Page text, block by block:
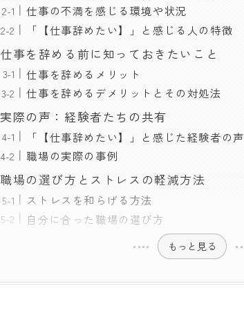
仕事の不満を感じる環境や状況
「【仕事辞めたい】」と感じる人の特徴
仕事を辞める前に知っておきたいこと
仕事を辞めるメリット
仕事を辞めるデメリットとその対処法
実際の声：経験者たちの共有
「【仕事辞めたい】」と感じた経験者の声
職場の実際の事例
職場の選び方とストレスの軽減方法
ストレスを和らげる方法
自分に合った職場の選び方
もっと見る